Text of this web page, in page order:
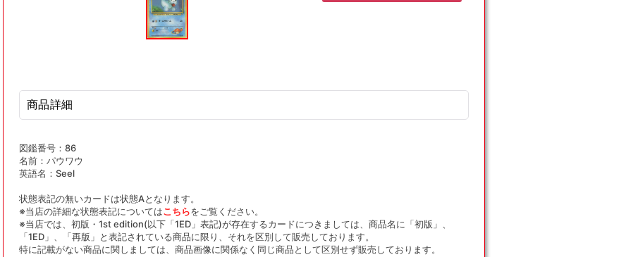
(1)
を商品詳細
図鑑番号：86
名前：パウワウ
英語名：Seel
状態表記の無いカードは状態Aとなります。
※当店の詳細な状態表記についてはこちらをご覧ください。
※当店では、初版・1st edition(以下「1ED」表記)が存在するカードにつきましては、商品名に「初版」、
「1ED」、「再版」と表記されている商品に限り、それを区別して販売しております。
特に記載がない商品に関しましては、商品画像に関係なく同じ商品として区別せず販売しております。